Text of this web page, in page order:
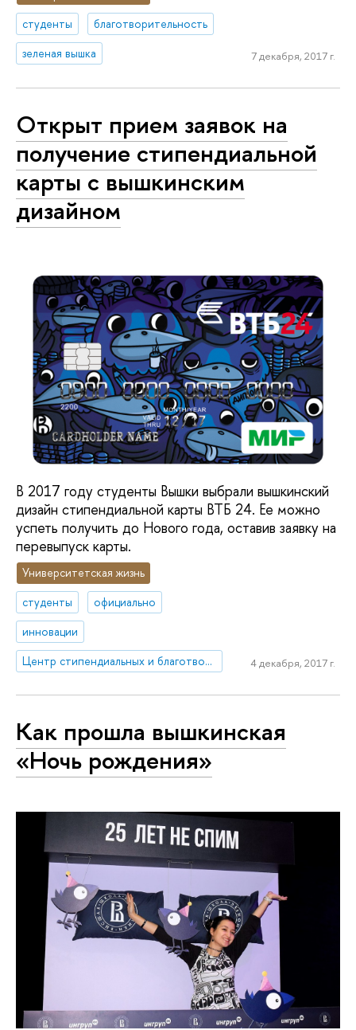
студенты
благотворительность
зеленая вышка
7 декабря, 2017 г.
Открыт прием заявок на
получение стипендиальной
карты с вышкинским
дизайном
В 2017 году студенты Вышки выбрали вышкинский
дизайн стипендиальной карты ВТБ 24. Ее можно
успеть получить до Нового года, оставив заявку на
перевыпуск карты.
Университетская жизнь
студенты
официально
инновации
Центр стипендиальных и благотворительных программ (ЦСиБП)
4 декабря, 2017 г.
Как прошла вышкинская
«Ночь рождения»